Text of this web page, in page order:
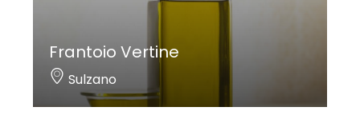
Frantoio Vertine
Sulzano